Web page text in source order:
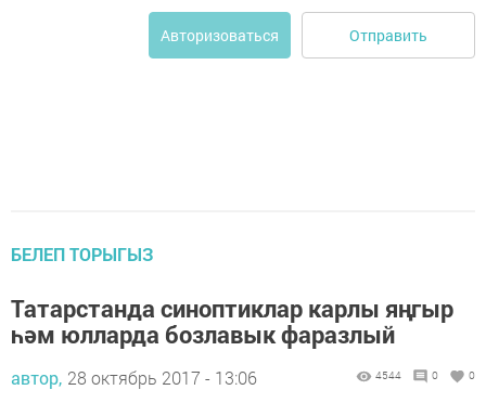
Авторизоваться Отправить
БЕЛЕП ТОРЫГЫЗ
Татарстанда синоптиклар карлы яңгыр
һәм юлларда бозлавык фаразлый
автор, 28 октябрь 2017 - 13:06 4544 0 0